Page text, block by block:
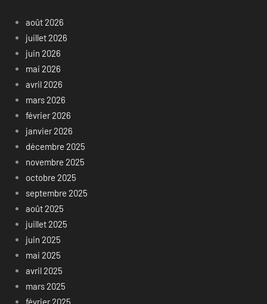
août 2026
juillet 2026
juin 2026
mai 2026
avril 2026
mars 2026
février 2026
janvier 2026
décembre 2025
novembre 2025
octobre 2025
septembre 2025
août 2025
juillet 2025
juin 2025
mai 2025
avril 2025
mars 2025
février 2025